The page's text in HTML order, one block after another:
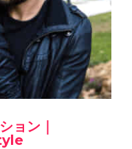
ョン｜